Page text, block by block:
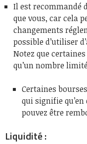
Il est recommandé
que vous, car cela
changements
possible d’utiliser
Notez que
qu’un nombre
Certaines
qui signifie qu’en
pouvez être
Liquidité :